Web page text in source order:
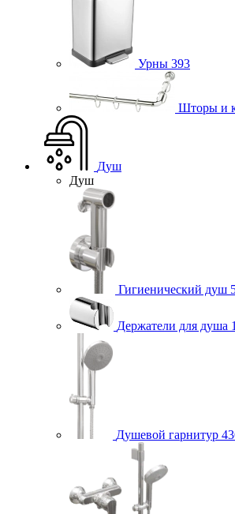
Урны 393
Шторы и
Душ
Душ
Гигиенический душ
Держатели для душа
Душевой гарнитур